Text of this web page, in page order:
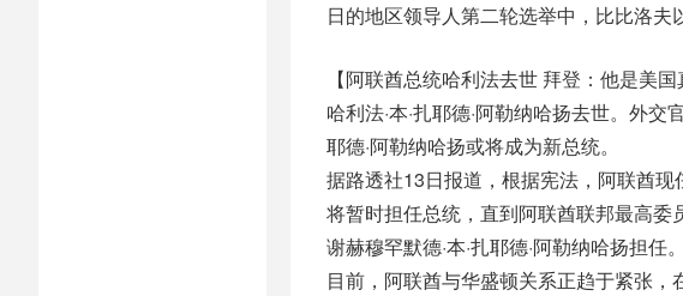
日的地区领导人第二轮选举中，比比洛夫
【阿联酋总统哈利法去世 拜登：他是美
哈利法·本·扎耶德·阿勒纳哈扬去世。外
耶德·阿勒纳哈扬或将成为新总统。
据路透社13日报道，根据宪法，阿联酋
将暂时担任总统，直到阿联酋联邦最高
谢赫穆罕默德·本·扎耶德·阿勒纳哈扬担任。
目前，阿联酋与华盛顿关系正趋于紧张，